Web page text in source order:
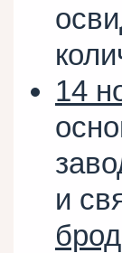
14
и
брод